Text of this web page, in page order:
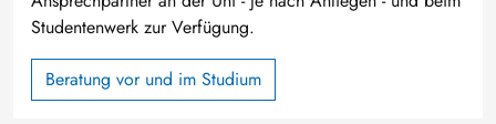
Studentenwerk zur Verfügung.
Beratung vor und im Studium